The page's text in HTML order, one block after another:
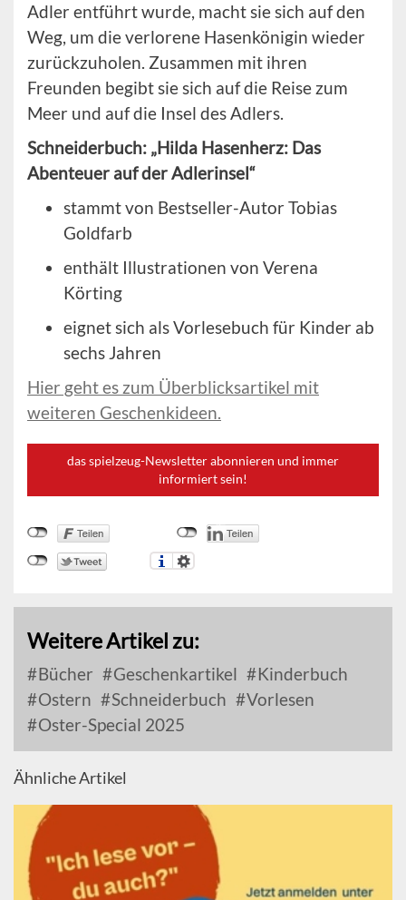
Adler entführt wurde, macht sie sich auf den
Weg, um die verlorene Hasenkönigin wieder
zurückzuholen. Zusammen mit ihren
Freunden begibt sie sich auf die Reise zum
Meer und auf die Insel des Adlers.
Schneiderbuch: „Hilda Hasenherz: Das
Abenteuer auf der Adlerinsel“
stammt von Bestseller-Autor Tobias
Goldfarb
enthält Illustrationen von Verena
Körting
eignet sich als Vorlesebuch für Kinder ab
sechs Jahren
Hier geht es zum Überblicksartikel mit
weiteren Geschenkideen.
das spielzeug-Newsletter abonnieren und immer
informiert sein!
Weitere Artikel zu:
Bücher Geschenkartikel
Kinderbuch
Ostern
Schneiderbuch
Vorlesen
Oster-Special 2025
Ähnliche Artikel